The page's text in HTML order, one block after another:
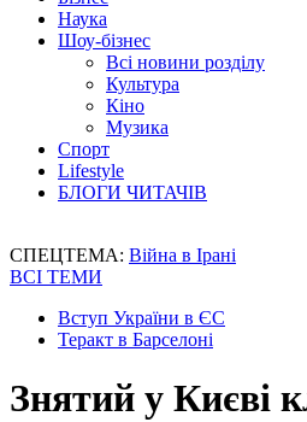
Наука
Шоу-бізнес
Всі новини розділу
Культура
Кіно
Музика
Спорт
Lifestyle
БЛОГИ ЧИТАЧІВ
СПЕЦТЕМА: Війна в Ірані
ВСІ ТЕМИ
Вступ України в ЄС
Теракт в Барселоні
Знятий у Києві